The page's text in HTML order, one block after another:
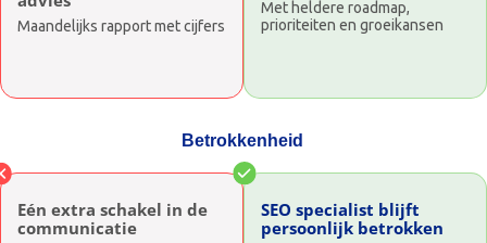
Maandelijks rapport met cijfers
Betrokkenheid
Eén extra schakel in de
communicatie
Met heldere roadmap,
prioriteiten en groeikansen
SEO specialist blijft
persoonlijk betrokken